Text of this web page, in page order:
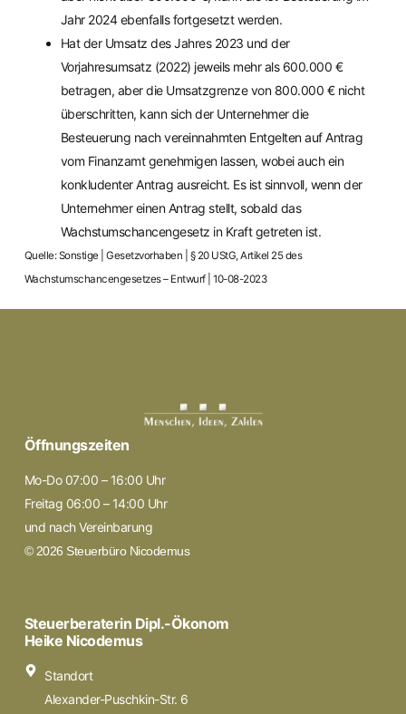
Jahr 2024 ebenfalls fortgesetzt werden.
Hat der Umsatz des Jahres 2023 und der
Vorjahresumsatz (2022) jeweils mehr als 600.000 €
betragen, aber die Umsatzgrenze von 800.000 € nicht
überschritten, kann sich der Unternehmer die
Besteuerung nach vereinnahmten Entgelten auf Antrag
vom Finanzamt genehmigen lassen, wobei auch ein
konkludenter Antrag ausreicht. Es ist sinnvoll, wenn der
Unternehmer einen Antrag stellt, sobald das
Wachstumschancengesetz in Kraft getreten ist.
Quelle: Sonstige | Gesetzvorhaben | § 20 UStG, Artikel 25 des
Wachstumschancengesetzes – Entwurf | 10-08-2023
Öffnungszeiten
Mo-Do 07:00 – 16:00 Uhr
Freitag 06:00 – 14:00 Uhr
und nach Vereinbarung
© 2026 Steuerbüro Nicodemus
Steuerberaterin Dipl.-Ökonom
Heike Nicodemus
Standort
Alexander-Puschkin-Str. 6